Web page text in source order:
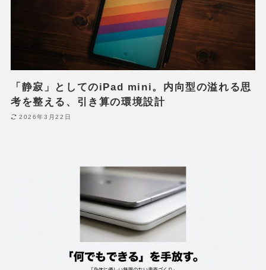
「静寂」としてのiPad mini。内向型の溢れる思
考を整える、引き算の環境設計
2026年3月22日